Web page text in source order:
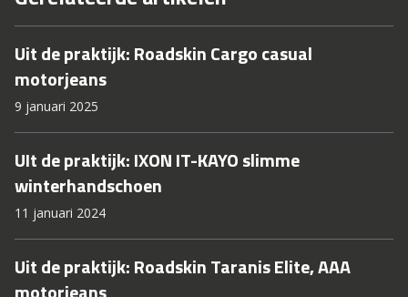
Uit de praktijk: Roadskin Cargo casual
motorjeans
9 januari 2025
UIt de praktijk: IXON IT-KAYO slimme
winterhandschoen
11 januari 2024
Uit de praktijk: Roadskin Taranis Elite, AAA